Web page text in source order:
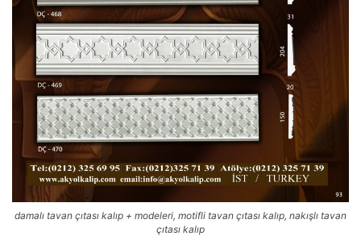
damalı tavan çıtası kalıp + modeleri, motifli tavan çıtası kalıp, nakışlı tavan
çıtası kalıp